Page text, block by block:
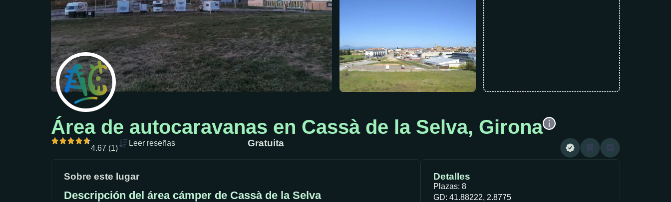
Área de autocaravanas en Cassà de la Selva, Girona
4.67 (1)
Leer reseñas Gratuita
Sobre este lugar
Descripción del área cámper de Cassà de la Selva
Detalles
Plazas: 8
GD: 41.88222, 2.8775